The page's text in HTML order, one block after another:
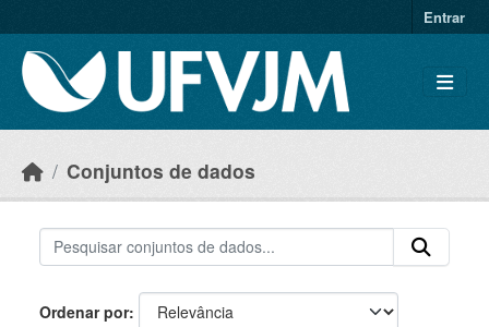
Entrar
Conjuntos de dados
Ordenar por